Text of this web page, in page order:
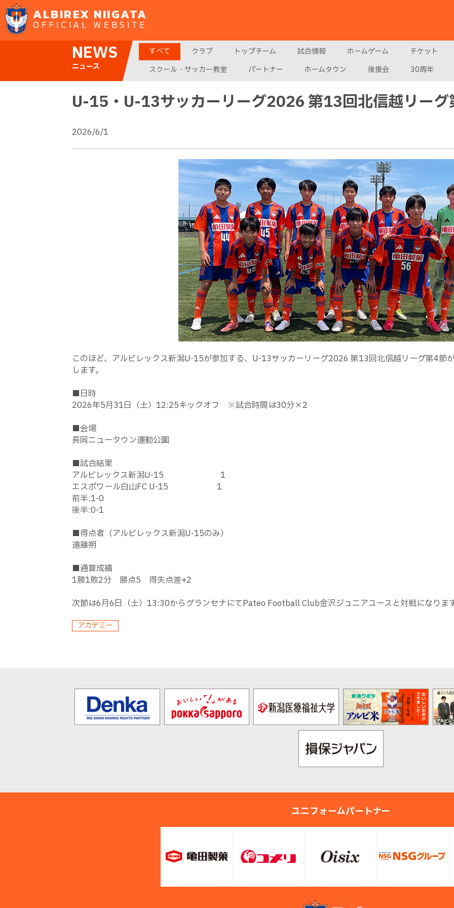
ALBIREX NIIGATA
OFFICIAL WEBSITE
NEWS
ニュース
すべて クラブ トップチーム 試合情報 ホームゲーム
チケット
スクール・サッカー教室
パートナー ホームタウン 後援会 30周年
U-15・U-13サッカーリーグ2026 第13回北信越リーグ
2026/6/1
このほど、アルビレックス新潟U-15が参加する、U-13サッカーリーグ2026 第13回北信越リーグ第4節
します。
■日時
2026年5月31日（土）12:25キックオフ ※試合時間は30分×2
■会場
長岡ニュータウン運動公園
■試合結果
アルビレックス新潟U-15 1
エスポワール白山FC U-15 1
前半:1-0
後半:0-1
■得点者（アルビレックス新潟U-15のみ）
遠藤朔
■通算成績
1勝1敗2分 勝点5 得失点差+2
次節は6月6日（土）13:30からグランセナにてPateo Football Club金沢ジュニアユースと対戦になりま
アカデミー
ユニフォームパートナー